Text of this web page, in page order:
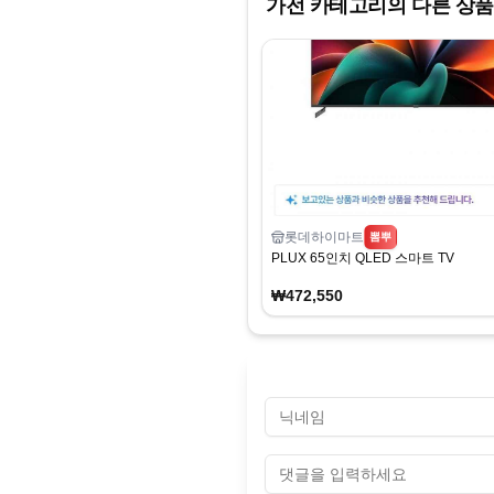
가전 카테고리의 다른 상품
롯데하이마트 뽐뿌
PLUX 65인치 QLED 스마트 TV
₩472,550